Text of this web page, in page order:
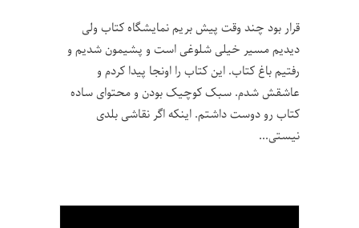
قرار بود چند وقت پیش بریم نمایشگاه کتاب ولی
دیدیم مسیر خیلی شلوغی است و پشیمون شدیم و
رفتیم باغ کتاب. این کتاب را اونجا پیدا کردم و
عاشقش شدم. سبک کوچیک بودن و محتوای ساده‌
کتاب رو دوست داشتم. اینکه اگر نقاشی بلدی
نیستی